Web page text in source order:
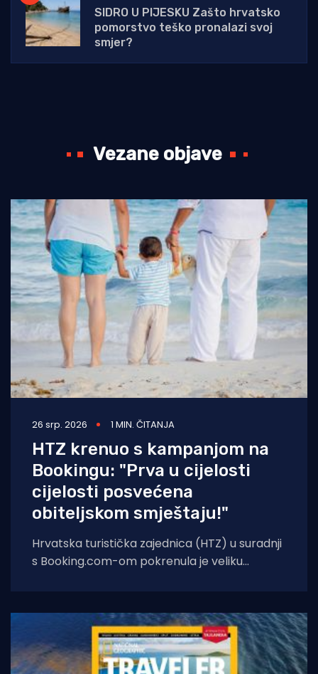
SIDRO U PIJESKU Zašto hrvatsko
pomorstvo teško pronalazi svoj
smjer?
Vezane objave
26 srp. 2026 1 MIN. ČITANJA
HTZ krenuo s kampanjom na
Bookingu: "Prva u cijelosti
cijelosti posvećena
obiteljskom smještaju!"
Hrvatska turistička zajednica (HTZ) u suradnji
s Booking.com-om pokrenula je veliku